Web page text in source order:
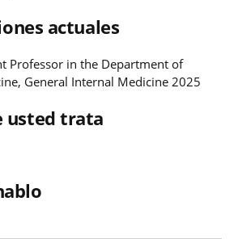
actuales
Professor in the Department of
General Internal Medicine 2025
usted trata